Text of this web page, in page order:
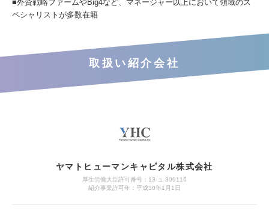
■外資戦略ファームやBig4など、マネージャー以上において領域のス
ペシャリストが多数在籍
取扱い紹介会社
ヤマトヒューマンキャピタル株式会社
厚生労働大臣許可番号：13-ュ-309116
紹介事業許可年：平成30年1月1日